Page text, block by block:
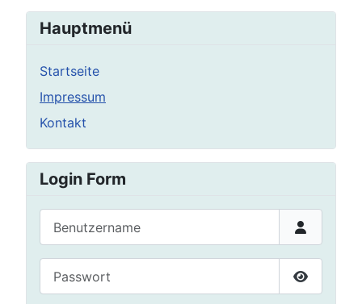
Hauptmenü
Startseite
Impressum
Kontakt
Login Form
Passwort